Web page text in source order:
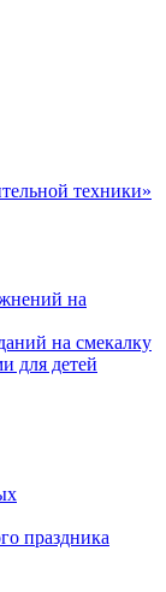
техники»
на
на смекалку
для детей
праздника